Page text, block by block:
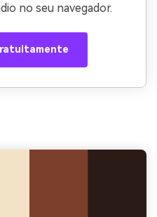
no seu navegador.